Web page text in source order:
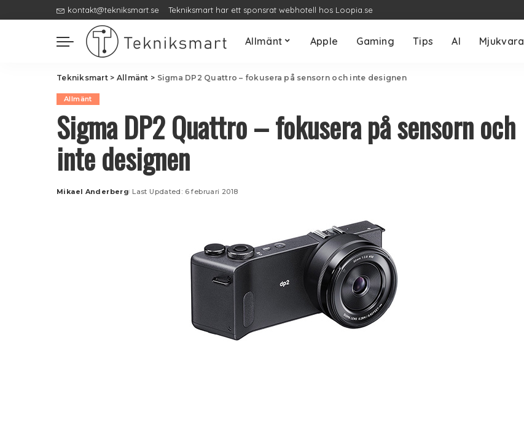
kontakt@tekniksmart.se Tekniksmart har ett sponsrat webhotell hos Loopia.se
Allmänt Apple Gaming Tips AI Mjukvara
Tekniksmart> Allmänt > Sigma DP2 Quattro – fokusera på sensorn och inte designen
Allmänt
Sigma DP2 Quattro – fokusera på sensorn och
inte designen
Posted
Mikael Anderberg Last Updated: 6 februari 2018